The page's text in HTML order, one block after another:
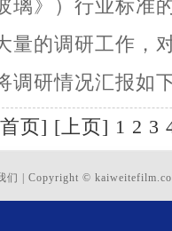
璃》）行业标准
量的调研工作，
调研情况汇报如
页] [上页] 1 2 3
们 Copyright ©